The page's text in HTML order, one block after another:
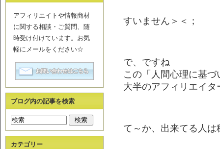
すいません＞＜；
で、ですね
この「人間心理に基
大半のアフィリエイ
て～か、出来てる人は
アフィリエイトや情報商材
に関する相談・ご質問、随
時受け付けています。お気
軽にメールをください☆
ブログ内の記事を検索
カテゴリー